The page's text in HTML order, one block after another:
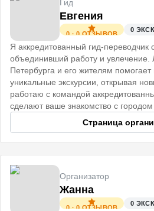
Гид
Евгения
0 · 0 ОТЗЫВОВ
0
Я аккредитованный гид-переводчик
объединивший работу и увлечение.
Петербурга и его жителям помогает
уникальные экскурсии, открывая
работаю с командой
сделают ваше знакомство с
Страница
Организатор
Жанна
0 · 0 ОТЗЫВОВ
0